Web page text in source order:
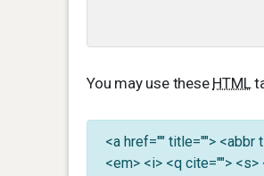
You may use these HTML
<a href="" title=""> <abbr
<em> <i> <q cite="">